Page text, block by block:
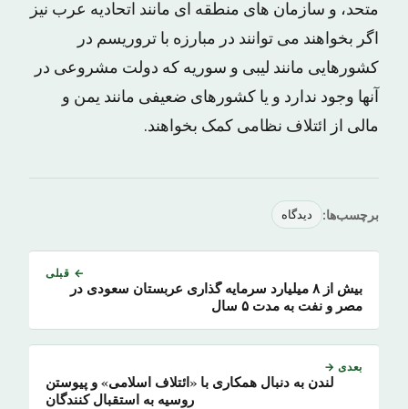
متحد، و سازمان های منطقه ای مانند اتحادیه عرب نیز
اگر بخواهند می توانند در مبارزه با تروریسم در
کشورهایی مانند لیبی و سوریه که دولت مشروعی در
آنها وجود ندارد و یا کشورهای ضعیفی مانند یمن و
مالی از ائتلاف نظامی کمک بخواهند.
برچسب‌ها: دیدگاه
← قبلی
بیش از ۸ میلیارد سرمایه گذاری عربستان سعودی در
مصر و نفت به مدت ۵ سال
بعدی →
لندن به دنبال همکاری با «ائتلاف اسلامی» و پیوستن
روسیه به استقبال کنندگان